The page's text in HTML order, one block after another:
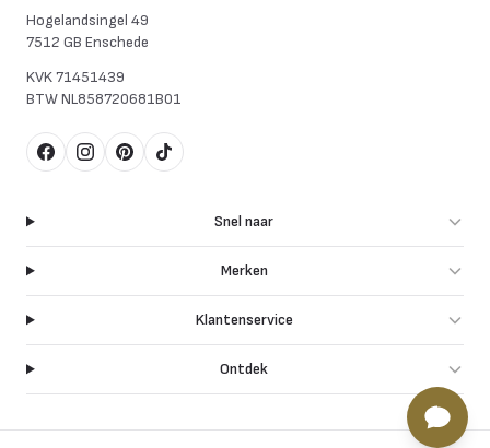
Hogelandsingel 49
7512 GB Enschede
KVK71451439
BTWNL858720681B01
FacebookInstagram
Pinterest
TikTok
Snel naar
Merken
Klantenservice
Ontdek